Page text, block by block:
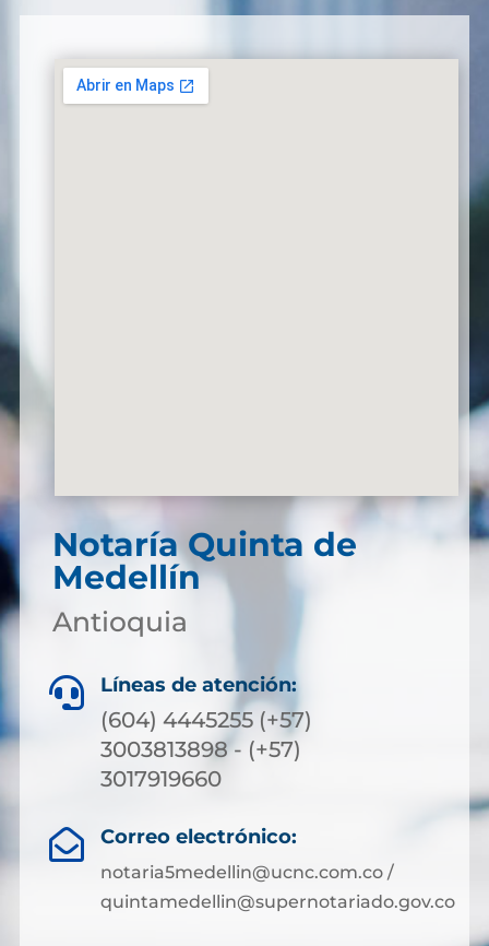
Notaría Quinta de
Medellín
Antioquia
 Líneas de atención:
(604) 4445255 (+57)
3003813898 - (+57)
3017919660
 Correo electrónico:
notaria5medellin@ucnc.com.co /
quintamedellin@supernotariado.gov.co